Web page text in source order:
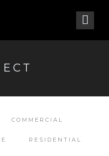
COMMERCIAL
RESIDENTIAL